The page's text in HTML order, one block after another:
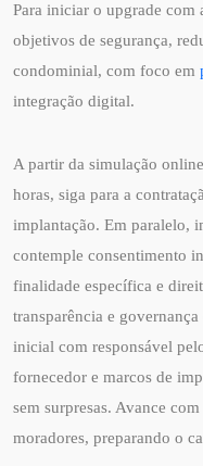
Para iniciar o upgrade com
objetivos de segurança,
condominial, com foco em
integração digital.
A partir da simulação
horas, siga para a
implantação. Em paralelo,
contemple consentimento
finalidade específica e
transparência e
inicial com responsável
fornecedor e marcos de
sem surpresas. Avance
moradores, preparando o